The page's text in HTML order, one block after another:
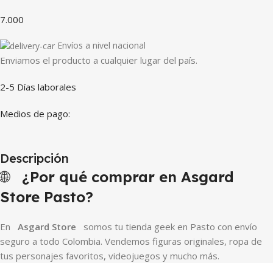
7.000
Envíos a nivel nacional
Enviamos el producto a cualquier lugar del país.
2-5 Días laborales
Medios de pago:
Descripción
🌐 ¿Por qué comprar en Asgard
Store Pasto?
En Asgard Store somos tu tienda geek en Pasto con envío
seguro a todo Colombia. Vendemos figuras originales, ropa de
tus personajes favoritos, videojuegos y mucho más.